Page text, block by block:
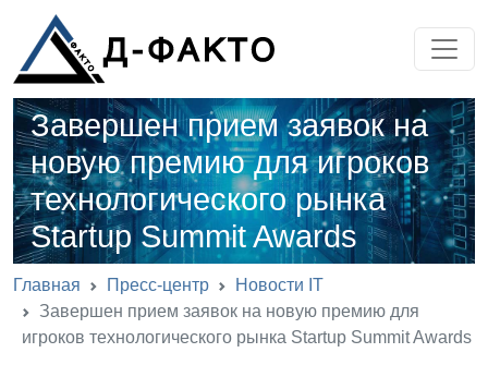
Завершен прием заявок на
новую премию для игроков
технологического рынка
Startup Summit Awards
Главная Пресс-центр
Новости IT
Завершен прием заявок на новую премию для
игроков технологического рынка Startup Summit Awards